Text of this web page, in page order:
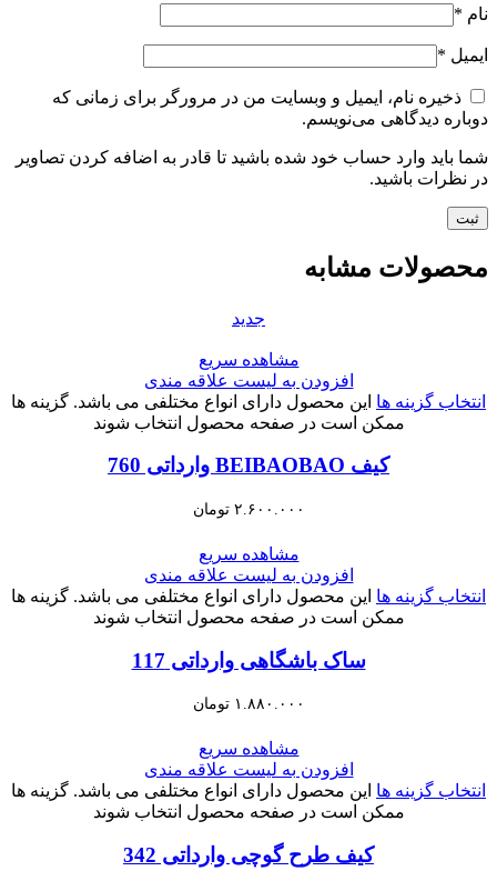
نام *
ایمیل *
ذخیره نام، ایمیل و وبسایت من در مرورگر برای زمانی که
دوباره دیدگاهی می‌نویسم.
شما باید وارد حساب خود شده باشید تا قادر به اضافه کردن تصاویر
در نظرات باشید.
محصولات مشابه
جدید
مشاهده سریع
افزودن به لیست علاقه مندی
انتخاب گزینه ها این محصول دارای انواع مختلفی می باشد. گزینه ها
ممکن است در صفحه محصول انتخاب شوند
کیف BEIBAOBAO وارداتی 760
۲.۶۰۰.۰۰۰ تومان
مشاهده سریع
افزودن به لیست علاقه مندی
انتخاب گزینه ها این محصول دارای انواع مختلفی می باشد. گزینه ها
ممکن است در صفحه محصول انتخاب شوند
ساک باشگاهی وارداتی 117
۱.۸۸۰.۰۰۰ تومان
مشاهده سریع
افزودن به لیست علاقه مندی
انتخاب گزینه ها این محصول دارای انواع مختلفی می باشد. گزینه ها
ممکن است در صفحه محصول انتخاب شوند
کیف طرح گوچی وارداتی 342